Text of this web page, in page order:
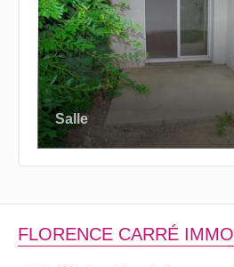
Salle
FLORENCE CARRÉ IMMO